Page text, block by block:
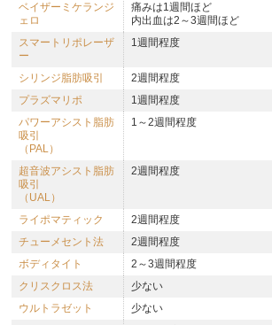
ベイザーミケランジ
ェロ
痛みは1週間ほど
内出血は2～3週間ほど
スマートリポレーザ
ー
1週間程度
シリンジ脂肪吸引
2週間程度
プラズマリポ
1週間程度
パワーアシスト脂肪
吸引
（PAL）
1～2週間程度
超音波アシスト脂肪
吸引
（UAL）
2週間程度
ライポマティック
2週間程度
チューメセント法
2週間程度
ボディタイト
2～3週間程度
クリスクロス法
少ない
ウルトラゼット
少ない